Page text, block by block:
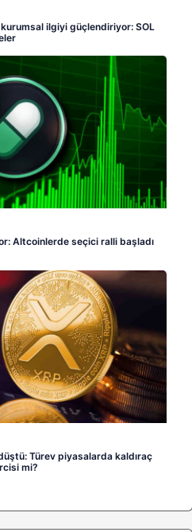
ilgiyi güçlendiriyor: SOL
Altcoinlerde seçici ralli başladı
Türev piyasalarda kaldıraç
mi?